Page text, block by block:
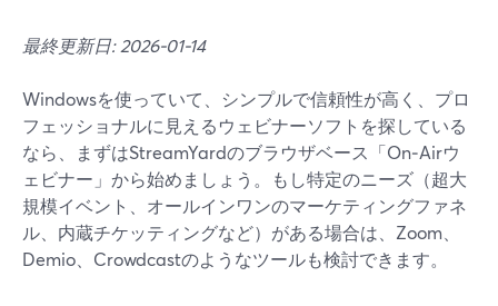
最終更新日: 2026-01-14
Windowsを使っていて、シンプルで信頼性が高く、プロ
フェッショナルに見えるウェビナーソフトを探している
なら、まずはStreamYardのブラウザベース「On‑Airウ
ェビナー」から始めましょう。もし特定のニーズ（超大
規模イベント、オールインワンのマーケティングファネ
ル、内蔵チケッティングなど）がある場合は、Zoom、
Demio、Crowdcastのようなツールも検討できます。